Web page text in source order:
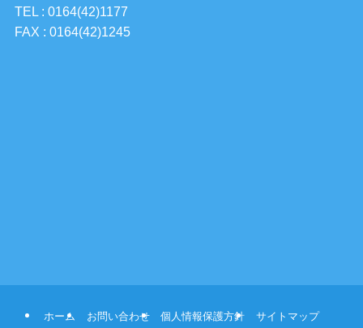
TEL : 0164(42)1177
FAX : 0164(42)1245
ホーム お問い合わせ 個人情報保護方針 サイトマップ